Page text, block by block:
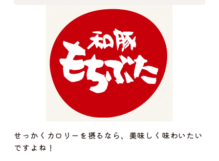
せっかくカロリーを摂るなら、美味しく味わいたい
ですよね！